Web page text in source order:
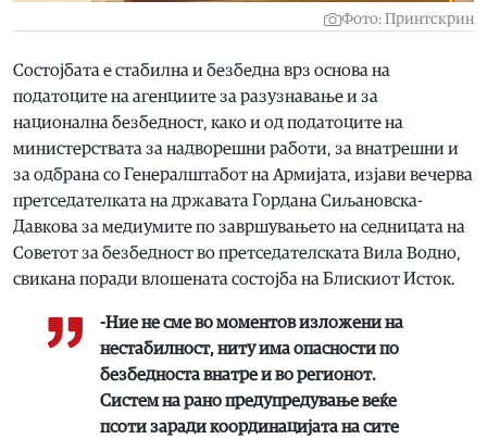
Фото: Принтскрин
Состојбата е стабилна и безбедна врз основа на
податоците на агенциите за разузнавање и за
национална безбедност, како и од податоците на
министерствата за надворешни работи, за внатрешни и
за одбрана со Генералштабот на Армијата, изјави вечерва
претседателката на државата Гордана Сиљановска-
Давкова за медиумите по завршувањето на седницата на
Советот за безбедност во претседателската Вила Водно,
свикана поради влошената состојба на Блискиот Исток.
-Ние не сме во моментов изложени на
нестабилност, ниту има опасности по
безбедноста внатре и во регионот.
Систем на рано предупредување веќе
псоти заради координацијата на сите